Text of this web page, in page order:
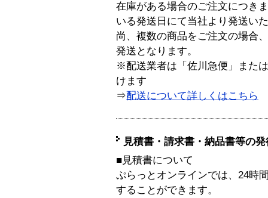
在庫がある場合のご注文につき
いる発送日にて当社より発送い
尚、複数の商品をご注文の場合
発送となります。
※配送業者は「佐川急便」また
けます
⇒配送について詳しくはこちら
見積書・請求書・納品書等の
■見積書について
ぷらっとオンラインでは、24時
することができます。